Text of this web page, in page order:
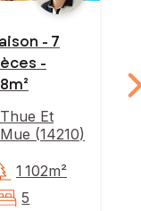
- 7
-
Thue Et
Mue (14210)
1 102m²
5